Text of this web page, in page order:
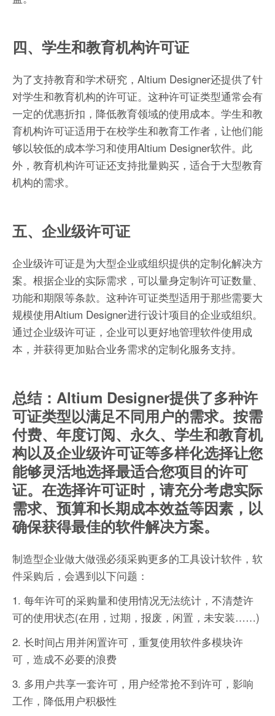
四、学生和教育机构许可证
为了支持教育和学术研究，Altium Designer还提供了针
对学生和教育机构的许可证。这种许可证类型通常会有
一定的优惠折扣，降低教育领域的使用成本。学生和教
育机构许可证适用于在校学生和教育工作者，让他们能
够以较低的成本学习和使用Altium Designer软件。此
外，教育机构许可证还支持批量购买，适合于大型教育
机构的需求。
五、企业级许可证
企业级许可证是为大型企业或组织提供的定制化解决方
案。根据企业的实际需求，可以量身定制许可证数量、
功能和期限等条款。这种许可证类型适用于那些需要大
规模使用Altium Designer进行设计项目的企业或组织。
通过企业级许可证，企业可以更好地管理软件使用成
本，并获得更加贴合业务需求的定制化服务支持。
总结：Altium Designer提供了多种许
可证类型以满足不同用户的需求。按需
付费、年度订阅、永久、学生和教育机
构以及企业级许可证等多样化选择让您
能够灵活地选择最适合您项目的许可
证。在选择许可证时，请充分考虑实际
需求、预算和长期成本效益等因素，以
确保获得最佳的软件解决方案。
制造型企业做大做强必须采购更多的工具设计软件，软
件采购后，会遇到以下问题：
1. 每年许可的采购量和使用情况无法统计，不清楚许
可的使用状态(在用，过期，报废，闲置，未安装……)
2. 长时间占用并闲置许可，重复使用软件多模块许
可，造成不必要的浪费
3. 多用户共享一套许可，用户经常抢不到许可，影响
工作，降低用户积极性